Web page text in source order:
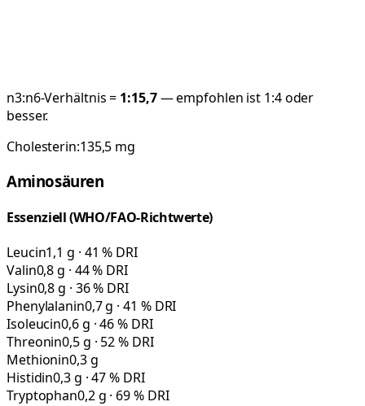
n3:n6-Verhältnis = 1:15,7— empfohlen ist 1:4 oder
besser.
Cholesterin:135,5 mg
Aminosäuren
Essenziell (WHO/FAO-Richtwerte)
Leucin1,1 g · 41 % DRI
Valin0,8 g · 44 % DRI
Lysin0,8 g · 36 % DRI
Phenylalanin0,7 g · 41 % DRI
Isoleucin0,6 g · 46 % DRI
Threonin0,5 g · 52 % DRI
Methionin0,3 g
Histidin0,3 g · 47 % DRI
Tryptophan0,2 g · 69 % DRI